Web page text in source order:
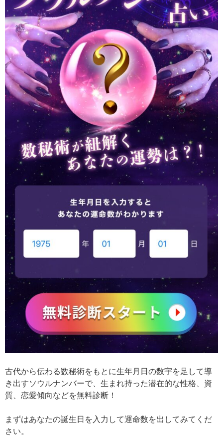
古代から伝わる数秘術をもとに生年月日の数宇を足して導
き出すソウルナンバーで、生まれ持った潜在的な性格、資
質、恋愛傾向などを無料診断！
まずはあなたの誕生日を入力して運命数を出してみてくだ
さい。